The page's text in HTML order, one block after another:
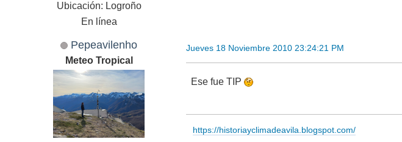
Ubicación: Logroño
En línea
Pepeavilenho
Meteo Tropical
Jueves 18 Noviembre 2010 23:24:21 PM
Ese fue TIP
https://historiayclimadeavila.blogspot.com/